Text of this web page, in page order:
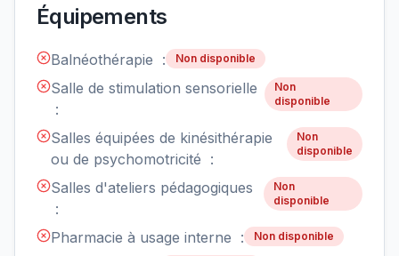
Équipements
Balnéothérapie : Non disponible
Salle de stimulation sensorielle
:
Non
disponible
Salles équipées de kinésithérapie
ou de psychomotricité :
Non
disponible
Salles d'ateliers pédagogiques
:
Non
disponible
Pharmacie à usage interne : Non disponible